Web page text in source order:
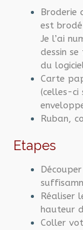
Broderie
est
Je l’ai
dessin
du
Carte
(celles-ci
Ruban,
Etapes
Réaliser
hauteur
Coller